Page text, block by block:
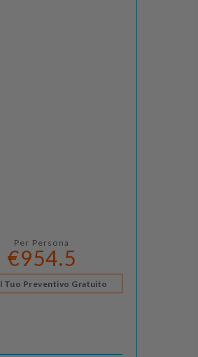
Per Persona
€954.5
Tuo Preventivo Gratuito